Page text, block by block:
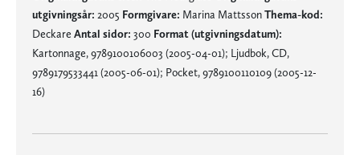
utgivningsår: 2005 Formgivare: Marina MattssonThema-kod:
Deckare Antal sidor: 300 Format (utgivningsdatum):
Kartonnage, 9789100106003 (2005-04-01); Ljudbok, CD,
9789179533441 (2005-06-01); Pocket, 9789100110109 (2005-12-
16)